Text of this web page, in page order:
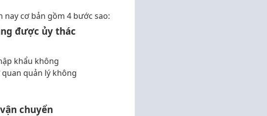
cơ bản gồm 4 bước sao:
được ủy thác
khẩu không
quản lý không
chuyển